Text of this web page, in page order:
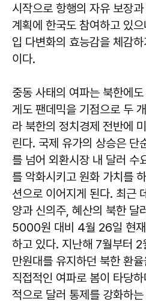
시작으로 항행의 자유 보장
계획에 한국도 참여하고 있
입 다변화의 효능감을 체감
이다.
중동 사태의 여파는 북한에
게도 팬데믹을 기점으로 두
라 북한의 정치경제 전반에
린다. 국제 유가의 상승은 단
를 넘어 외환시장 내 달러 수
를 악화시키고 원화 가치를
션으로 이어지게 된다. 최근
양과 신의주, 혜산의 북한
5000원 대비 4월 26일 현
하고 있다. 지난해 7월부터
만원대를 유지하던 북한 환
직접적인 여파로 봄이 타당
적으로 달러 통제를 강화하